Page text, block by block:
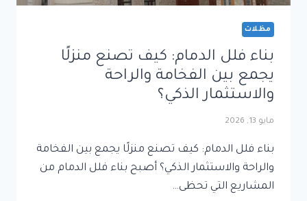
مظلات
بناء فلل الدمام: كيف تصنع منزلًا
يجمع بين الفخامة والراحة
والاستثمار الذكي؟
مايو 13, 2026
بناء فلل الدمام: كيف تصنع منزلًا يجمع بين الفخامة
والراحة والاستثمار الذكي؟ أصبح بناء فلل الدمام من
المشاريع التي تحظى…